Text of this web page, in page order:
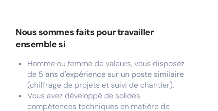
Nous sommes faits pour travailler
ensemble si
Homme ou femme de valeurs, vous disposez
de 5 ans d'expérience sur un poste similaire
(chiffrage de projets et suivi de chantier),
Vous avez développé de solides
compétences techniques en matière de